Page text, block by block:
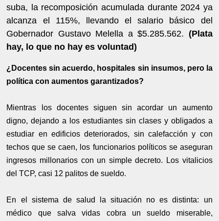
suba, la recomposición acumulada durante 2024 ya
alcanza el 115%, llevando el salario básico del
Gobernador Gustavo Melella a $5.285.562. (Plata
hay, lo que no hay es voluntad)
¿Docentes sin acuerdo, hospitales sin insumos, pero la
política con aumentos garantizados?
Mientras los docentes siguen sin acordar un aumento
digno, dejando a los estudiantes sin clases y obligados a
estudiar en edificios deteriorados, sin calefacción y con
techos que se caen, los funcionarios políticos se aseguran
ingresos millonarios con un simple decreto. Los vitalicios
del TCP, casi 12 palitos de sueldo.
En el sistema de salud la situación no es distinta: un
médico que salva vidas cobra un sueldo miserable,